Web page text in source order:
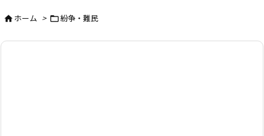
ホーム > 紛争・難民